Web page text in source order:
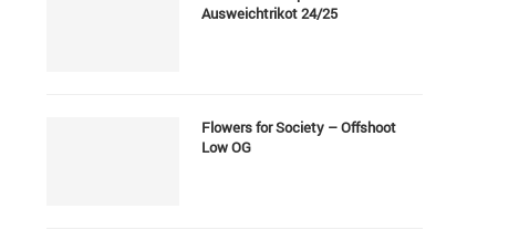
Ausweichtrikot 24/25
Flowers for Society – Offshoot
Low OG